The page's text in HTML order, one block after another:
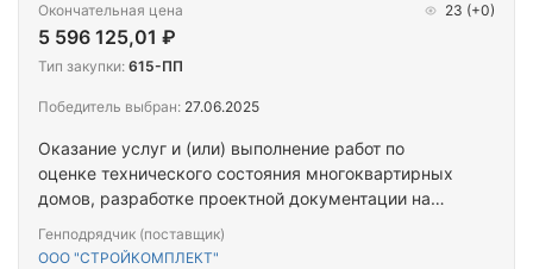
Оказание услуг и (или) выполнение работ по
оценке технического состояния многоквартирных
домов, разработке проектной документации на
имущества многоквартирных домов,
Генподрядчик (поставщик)
ООО "СТРОЙКОМПЛЕКТ"
Окончательная цена
5 596 125,01 ₽
23 (+0)
Тип закупки: 615-ПП
Победитель выбран: 27.06.2025